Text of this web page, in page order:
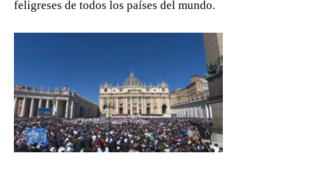
feligreses de todos los países del mundo.